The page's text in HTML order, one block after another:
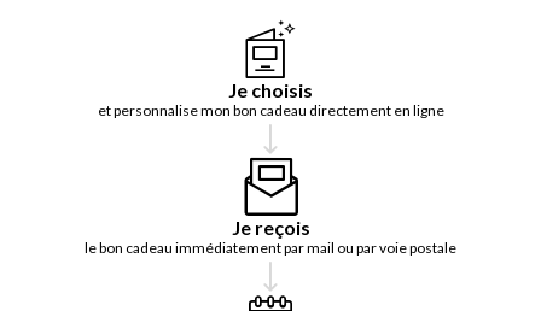
Je choisis
et personnalise mon bon cadeau directement en ligne
Je reçois
le bon cadeau immédiatement par mail ou par voie postale